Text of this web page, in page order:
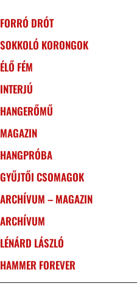
FORRÓ DRÓT
SOKKOLÓ KORONGOK
ÉLŐ FÉM
INTERJÚ
HANGERŐMŰ
MAGAZIN
HANGPRÓBA
GYŰJTŐI CSOMAGOK
ARCHÍVUM – MAGAZIN
ARCHÍVUM
LÉNÁRD LÁSZLÓ
HAMMER FOREVER